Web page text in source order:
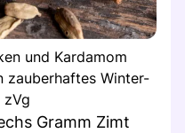
und Kardamom
zauberhaftes Winter-
zVg
Gramm Zimt